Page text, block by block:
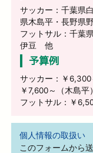
サッカー：千葉県
県木島平・長野県
フットサル：千葉
伊豆 他
予算例
サッカー：￥6,300
￥7,600～（木島平
フットサル：￥
個人情報の取扱い
このフォームから